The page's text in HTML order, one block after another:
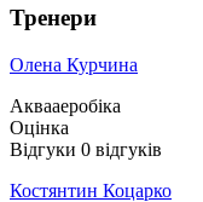
Тренери
Олена Курчина
Аквааеробіка
Оцінка
Відгуки 0 відгуків
Костянтин Коцарко